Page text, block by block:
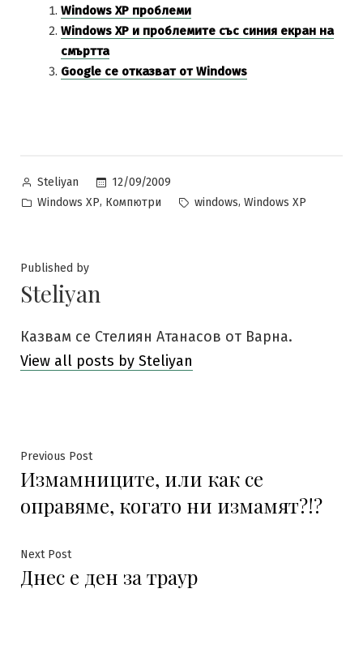
Windows XP проблеми
Windows XP и проблемите със синия екран на
смъртта
Google се отказват от Windows
Posted
by
Steliyan
12/09/2009
Posted
Windows XP, Компютри Tags:
windows, Windows XP
Published by
Steliyan
Казвам се Стелиян Атанасов от Варна.
View all posts by Steliyan
Навигация
Previous PostPrevious
post:
Измамниците, или как се
оправяме, когато ни измамят?!?
Next PostNext
post:
Днес е ден за траур